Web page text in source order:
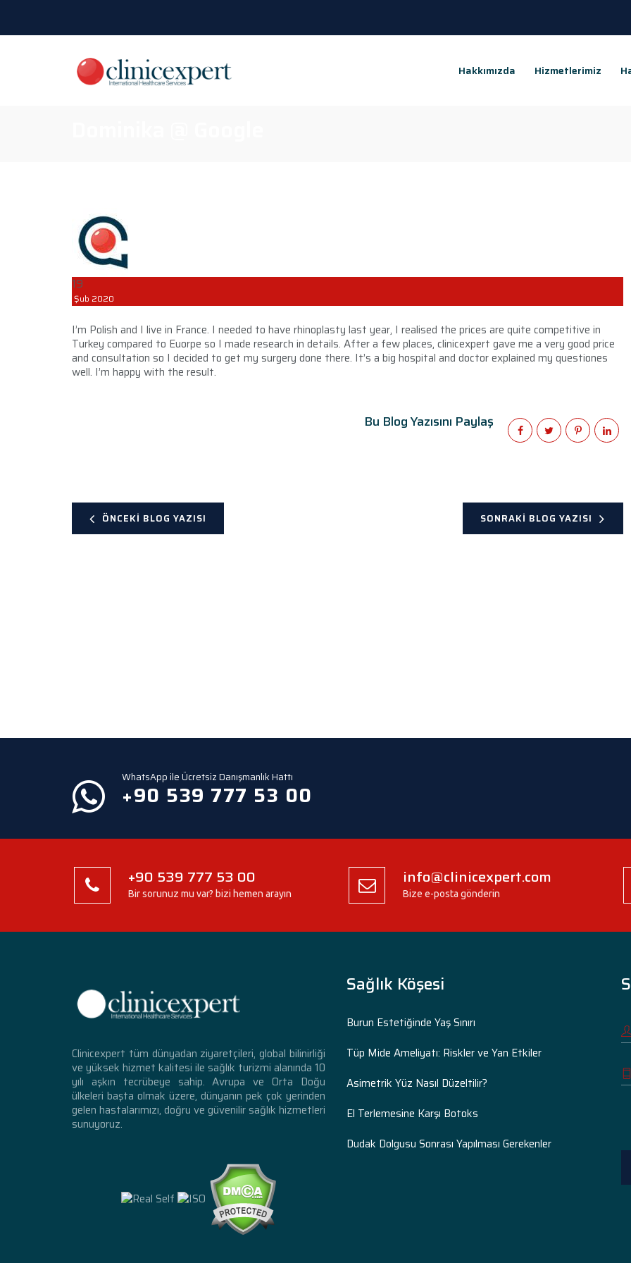
Hakkımızda Hizmetlerimiz
19
Şub 2020
I’m Polish and I live in France. I needed to have rhinoplasty last year, I realised the prices are quite competitive in
Turkey compared to Euorpe so I made research in details. After a few places, clinicexpert gave me a very good price
and consultation so I decided to get my surgery done there. It’s a big hospital and doctor explained my questiones
well. I’m happy with the result.
Bu Blog Yazısını Paylaş
ÖNCEKI BLOG YAZISI SONRAKI BLOG YAZISI
WhatsApp ile Ücretsiz Danışmanlık Hattı
+90 539 777 53 00
+90 539 777 53 00
Bir sorunuz mu var? bizi hemen arayın
info@clinicexpert.com
Bize e-posta gönderin
Clinicexpert tüm dünyadan ziyaretçileri, global bilinirliği
ve yüksek hizmet kalitesi ile sağlık turizmi alanında 10
yılı aşkın tecrübeye sahip. Avrupa ve Orta Doğu
ülkeleri başta olmak üzere, dünyanın pek çok yerinden
gelen hastalarımızı, doğru ve güvenilir sağlık hizmetleri
sunuyoruz.
Sağlık Köşesi
Burun Estetiğinde Yaş Sınırı
Tüp Mide Ameliyatı: Riskler ve Yan Etkiler
Asimetrik Yüz Nasıl Düzeltilir?
El Terlemesine Karşı Botoks
Dudak Dolgusu Sonrası Yapılması Gerekenler